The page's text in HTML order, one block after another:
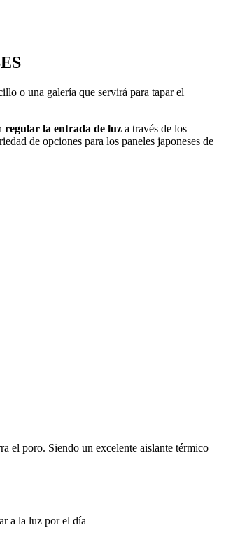
o una galería que servirá para tapar el
regular la entrada de luz a través de los
de opciones para los paneles japoneses de
el poro. Siendo un excelente aislante térmico
a la luz por el día